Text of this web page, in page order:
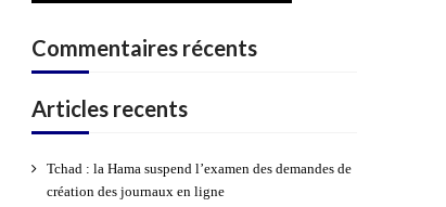
Commentaires récents
Articles recents
Tchad : la Hama suspend l’examen des demandes de
création des journaux en ligne